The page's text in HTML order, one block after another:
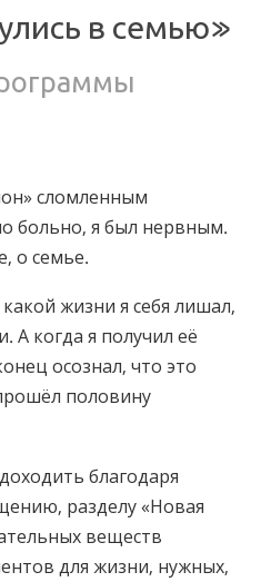
в семью»
сломленным
больно, я был нервным.
о семье.
жизни я себя лишал,
А когда я получил её
осознал, что это
половину
благодаря
разделу «Новая
веществ
для жизни, нужных,